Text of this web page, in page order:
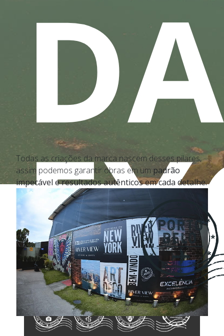
DA
Todas as criações da marca nascem desses pilares,
assim podemos garantir obras em um padrão
impecável e resultados autênticos em cada detalhe.